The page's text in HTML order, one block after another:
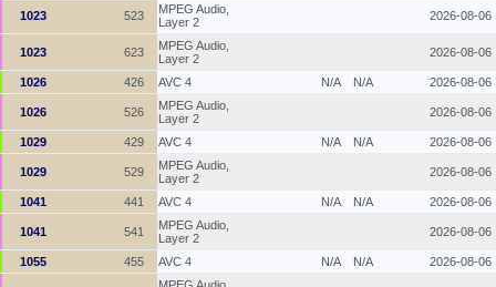
1023 523
MPEG Audio,
Layer 2
2026-08-06
1023 623
MPEG Audio,
Layer 2
2026-08-06
1026 426 AVC 4 N/A N/A 2026-08-06
1026 526
MPEG Audio,
Layer 2
2026-08-06
1029 429 AVC 4 N/A N/A 2026-08-06
1029 529
MPEG Audio,
Layer 2
2026-08-06
1041 441 AVC 4 N/A N/A 2026-08-06
1041 541
MPEG Audio,
Layer 2
2026-08-06
1055 455 AVC 4 N/A N/A 2026-08-06